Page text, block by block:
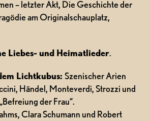
– letzter Akt, Die Geschichte der
am Originalschauplatz,
Liebes- und Heimatlieder.
Lichtkubus: Szenischer Arien
Händel, Monteverdi, Strozzi und
der Frau“.
Clara Schumann und Robert